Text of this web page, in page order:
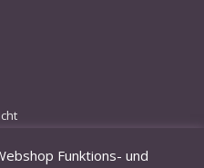
Funktions- und